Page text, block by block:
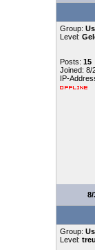
Group:
Level:
Posts: 15
Joined: 8/
IP-
8/
Group:
Level: